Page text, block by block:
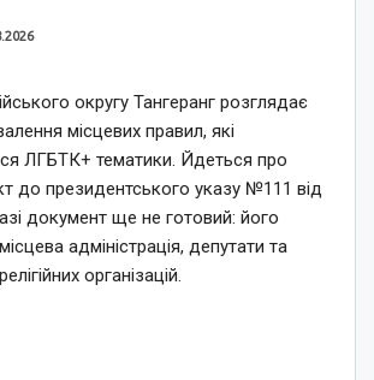
округу Тангеранг розглядає
місцевих правил, які
ЛГБТК+ тематики. Йдеться про
до президентського указу №111 від
документ ще не готовий: його
адміністрація, депутати та
організацій.